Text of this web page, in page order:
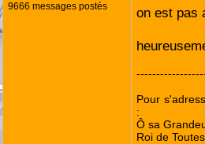
9666 messages postés
on est pas
Pour
:
Ô sa
Roi de